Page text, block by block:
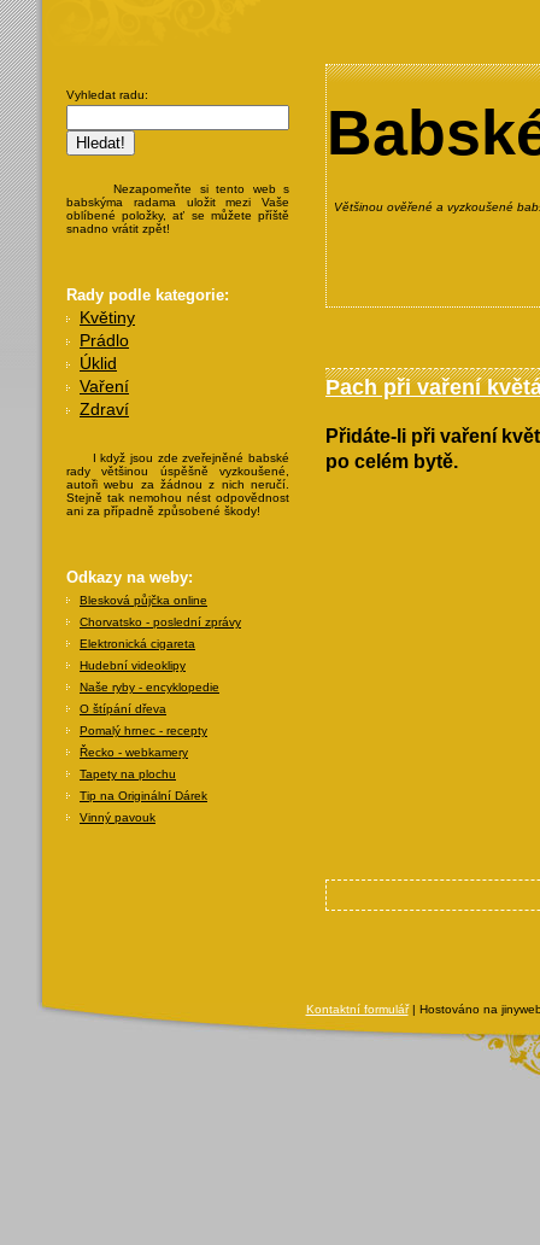
Většinou ověřené a vyzkoušené
Pach při vaření
Přidáte-li při vaření
po celém bytě.
Vyhledat radu:
Nezapomeňte si tento web s
babskýma radama uložit mezi Vaše
oblíbené položky, ať se můžete příště
snadno vrátit zpět!
Rady podle kategorie:
Květiny
Prádlo
Úklid
Vaření
Zdraví
I když jsou zde zveřejněné babské
rady většinou úspěšně vyzkoušené,
autoři webu za žádnou z nich neručí.
Stejně tak nemohou nést odpovědnost
ani za případně způsobené škody!
Odkazy na weby:
Blesková půjčka online
Chorvatsko - poslední zprávy
Elektronická cigareta
Hudební videoklipy
Naše ryby - encyklopedie
O štípání dřeva
Pomalý hrnec - recepty
Řecko - webkamery
Tapety na plochu
Tip na Originální Dárek
Vinný pavouk
Kontaktní formulář| Hostováno na